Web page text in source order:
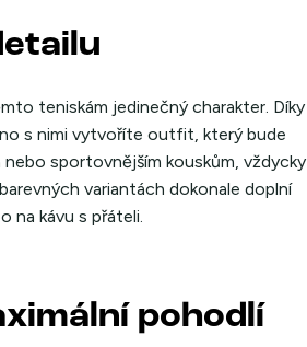
teniskám jedinečný charakter. Díky
s nimi vytvoříte outfit, který bude
sportovnějším kouskům, vždycky
variantách dokonale doplní
na kávu s přáteli.
pohodlí